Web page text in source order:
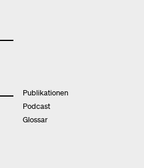
Publikationen
Podcast
Glossar